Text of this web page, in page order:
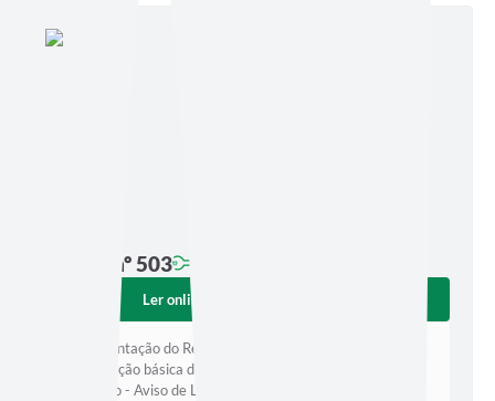
Edição nº 503
Ler online
Implementação do Referencial Curricular de Computação
na educação básica de Minas Gerais na rede municipal de
educação - Aviso de Licitação Pregão Eletrônico nº